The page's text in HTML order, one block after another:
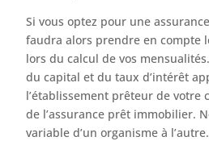
Si vous optez pour une
faudra alors prendre en compte
lors du calcul de vos
du capital et du taux d’intérêt
l’établissement prêteur de votre
de l’assurance prêt immobilier.
variable d’un organisme à l’autre.